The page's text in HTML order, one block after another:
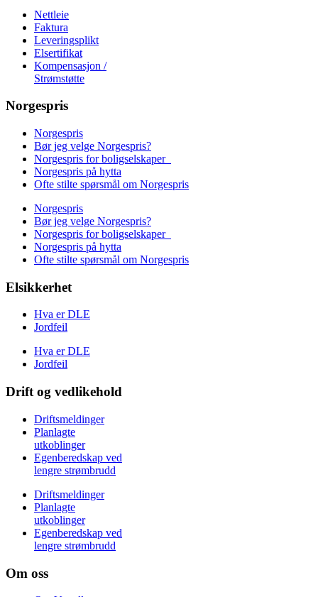
Nettleie
Faktura
Leveringsplikt
Elsertifikat
Kompensasjon /
Strømstøtte
Norgespris
Norgespris
Bør jeg velge Norgespris?
Norgespris for boligselskaper
Norgespris på hytta
Ofte stilte spørsmål om Norgespris
Norgespris
Bør jeg velge Norgespris?
Norgespris for boligselskaper
Norgespris på hytta
Ofte stilte spørsmål om Norgespris
Elsikkerhet
Hva er DLE
Jordfeil
Hva er DLE
Jordfeil
Drift og vedlikehold
Driftsmeldinger
Planlagte
utkoblinger
Egenberedskap ved
lengre strømbrudd
Driftsmeldinger
Planlagte
utkoblinger
Egenberedskap ved
lengre strømbrudd
Om oss